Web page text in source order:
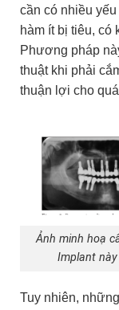
cần có nhiều
hàm ít bị tiêu, có
Phương pháp
thuật khi phải
thuận lợi cho
Ảnh minh hoạ
Implant
Tuy nhiên,